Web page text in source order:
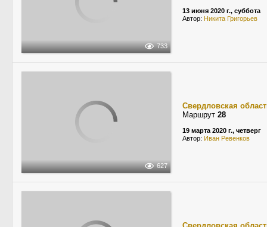
733
13 июня 2020 г., суббота
Автор: Никита Григорьев
627
Свердловская
Маршрут 28
19 марта 2020 г., четверг
Автор: Иван Ревенков